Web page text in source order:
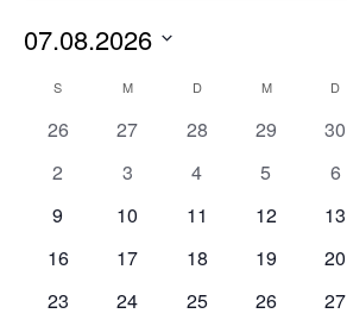
07.08.2026
Kalender
von
Veranstaltungen
S SONNTAGMMONTAG DDIENSTAGMMITTWOCH
D
0
26
0
27
0
28
0
29
0
30
0
2
0
3
0
4
0
5
0
6
0
9
0
10
0
11
0
12
0
13
0
16
0
17
0
18
0
19
0
20
0
23
0
24
0
25
0
26
0
27